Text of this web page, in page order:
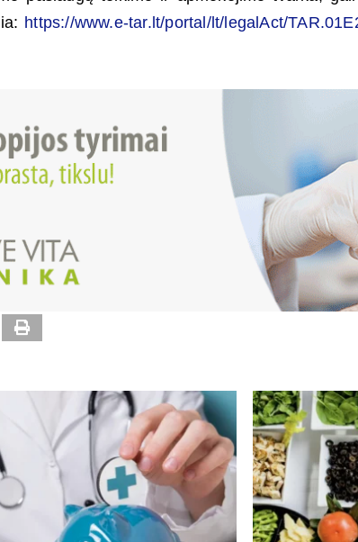
https://www.e-tar.lt/portal/lt/legalAct/